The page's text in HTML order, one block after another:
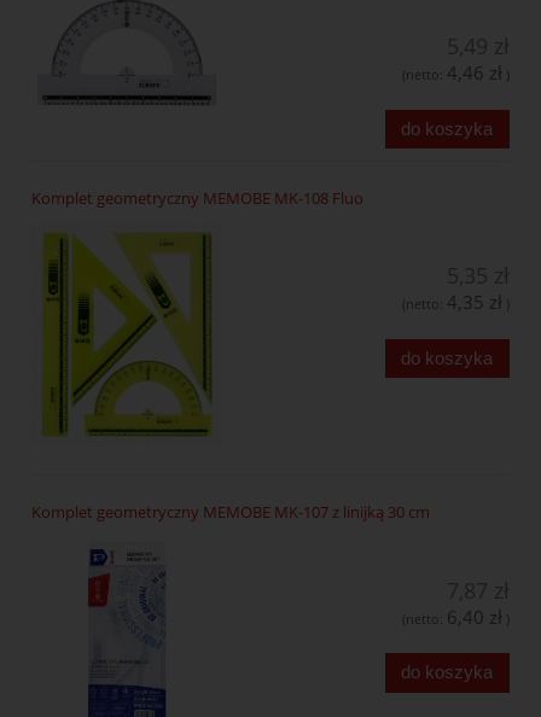
(netto: 4,46 zł )
do koszyka
Komplet geometryczny MEMOBE MK-108 Fluo
(netto: 4,35 zł )
do koszyka
Komplet geometryczny MEMOBE MK-107 z linijką 30 cm
(netto: 6,40 zł )
do koszyka